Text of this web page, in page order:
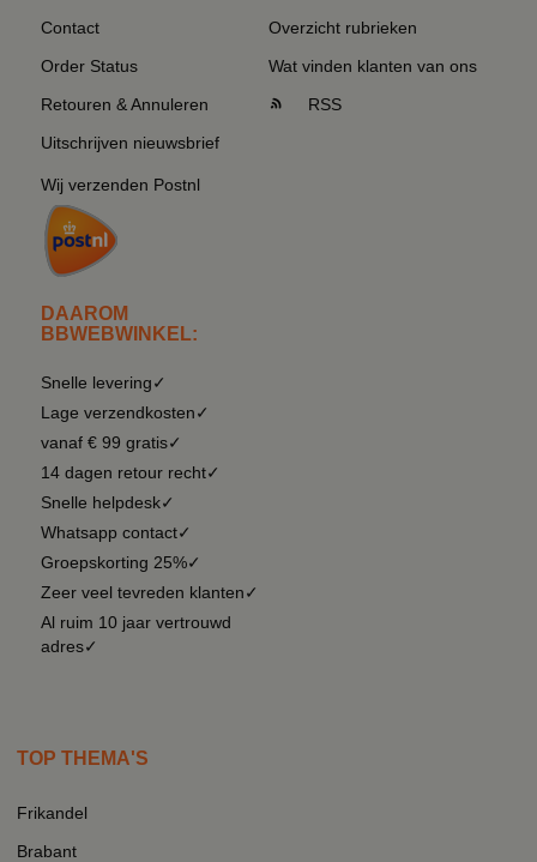
Contact
Order Status
Retouren & Annuleren
Uitschrijven nieuwsbrief
Wij verzenden Postnl
DAAROM
BBWEBWINKEL:
Snelle levering✓
Lage verzendkosten✓
vanaf € 99 gratis✓
14 dagen retour recht✓
Snelle helpdesk✓
Whatsapp contact✓
Groepskorting 25%✓
Zeer veel tevreden klanten✓
Al ruim 10 jaar vertrouwd
adres✓
Overzicht rubrieken
Wat vinden klanten van ons
RSS
TOP THEMA'S
Frikandel
Brabant